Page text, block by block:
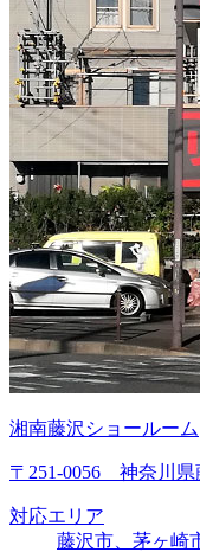
湘南藤沢ショールーム
〒251-0056 神奈川県
対応エリア
藤沢市、茅ヶ崎